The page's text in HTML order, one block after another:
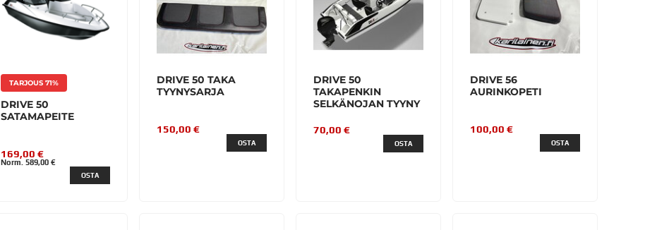
TARJOUS 71%
DRIVE 50
SATAMAPEITE
169,00 €
Norm. 589,00 €
OSTA
DRIVE 50 TAKA
TYYNYSARJA
150,00 €
OSTA
DRIVE 50
TAKAPENKIN
SELKÄNOJAN TYYNY
70,00 €
OSTA
DRIVE 56
AURINKOPETI
100,00 €
OSTA